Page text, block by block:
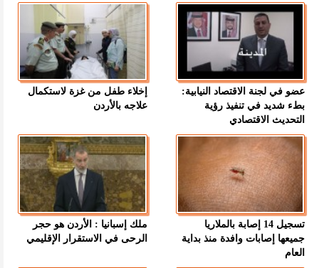
عضو في لجنة الاقتصاد النيابية:
بطء شديد في تنفيذ رؤية
التحديث الاقتصادي
إخلاء طفل من غزة لاستكمال
علاجه بالأردن
تسجيل 14 إصابة بالملاريا
جميعها إصابات وافدة منذ بداية
العام
ملك إسبانيا : الأردن هو حجر
الرحى في الاستقرار الإقليمي